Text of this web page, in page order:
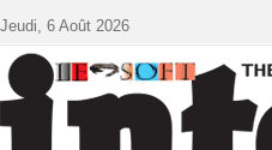
Jeudi, 6 Août 2026